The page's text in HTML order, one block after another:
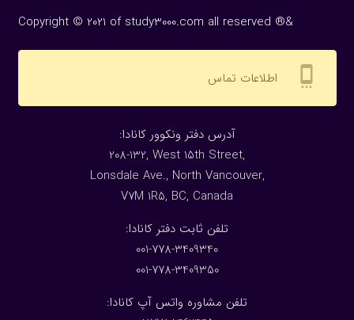
Copyright © 2021 of study3000.com all reserved ®&
settings_cell اطلاعات تماس
:آدرس دفتر ونکوور کانادا
208-132, West 15th Street,
Lonsdale Ave., North Vancouver,
V7M 1R5, BC, Canada
:تلفن ثابت دفتر کانادا
001-778-3409340
001-778-3409350
تلفن مشاوره واتس آپ کانادا: